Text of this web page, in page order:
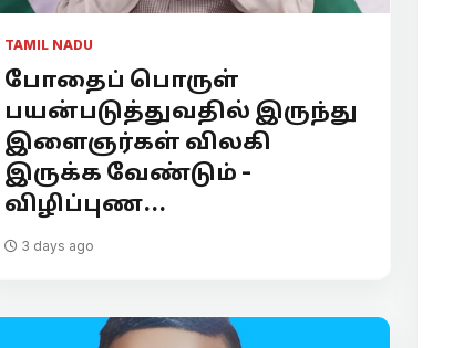
TAMIL NADU
போதைப் பொருள்
பயன்படுத்துவதில் இருந்து
இளைஞர்கள் விலகி
இருக்க வேண்டும் -
விழிப்புண...
3 days ago